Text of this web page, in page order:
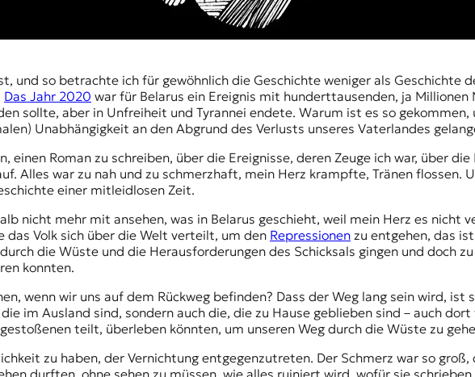
Das Jahr 2020 war für Belarus ein Ereignis mit hunderttausenden, ja Millionen
sollte, aber in Unfreiheit und Tyrannei endete. Warum ist es so
Unabhängigkeit an den Abgrund des Verlusts unseres Vaterlandes
Roman zu schreiben, über die Ereignisse, deren Zeuge ich war, über
Alles war zu nah und zu schmerzhaft, mein Herz krampfte, Tränen flossen.
einer mitleidlosen Zeit.
nicht mehr mit ansehen, was in Belarus geschieht, weil mein Herz es nicht
Volk sich über die Welt verteilt, um den Repressionen zu entgehen, das
die Wüste und die Herausforderungen des Schicksals gingen und doch
konnten.
wenn wir uns auf dem Rückweg befinden? Dass der Weg lang sein wird,
im Ausland sind, sondern auch die, die zu Hause geblieben sind – auch
teilt, überleben könnten, um unseren Weg durch die Wüste zu
zu haben, der Vernichtung entgegenzutreten. Der Schmerz war so